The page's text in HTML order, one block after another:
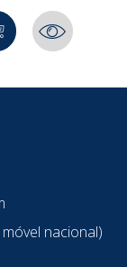
nacional)